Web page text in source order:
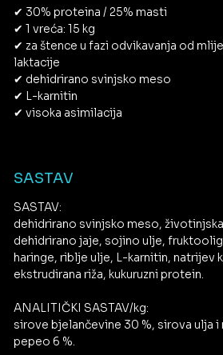
✔ 30% proteina / 25% masti
✔ 1 vreća: 15 kg
✔ za štence u fazi odvikavanja od
laktacije
✔ dehidrirano svinjsko meso
✔ L-karnitin
✔ visoka asimilacija
SASTAV
SASTAV:
dehidrirano svinjsko meso,
dehidrirano jaje, sojino ulje,
haringe, riblje ulje, L-karnitin, natrijev
ekstrudirana riža, kukuruzni protein.
ANALITIČKI SASTAV/kg:
sirove bjelančevine 30 %, sirova ulja i
pepeo 6 %.